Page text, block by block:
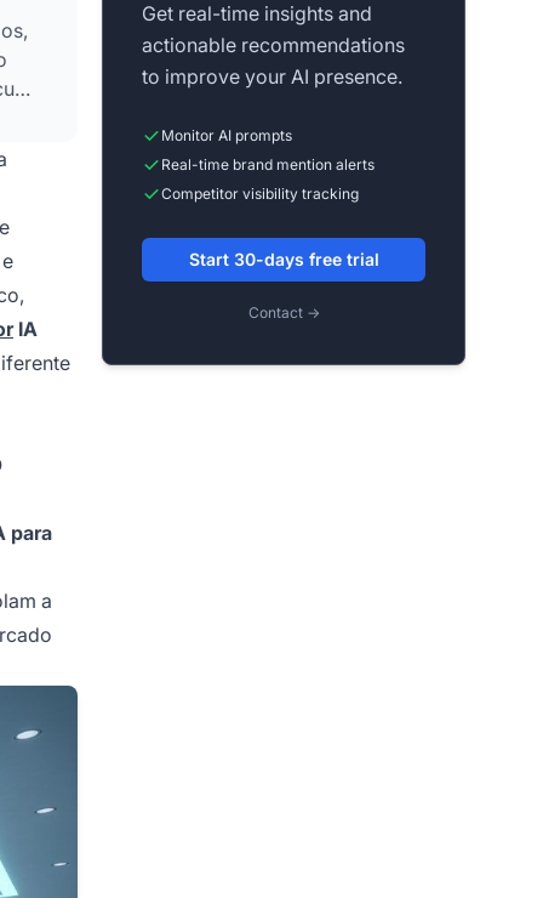
IA
para
a
Get real-time insights and
actionable recommendations
to improve your AI presence.
Monitor AI prompts
Real-time brand mention alerts
Competitor visibility tracking
Start 30-days free trial
Contact →